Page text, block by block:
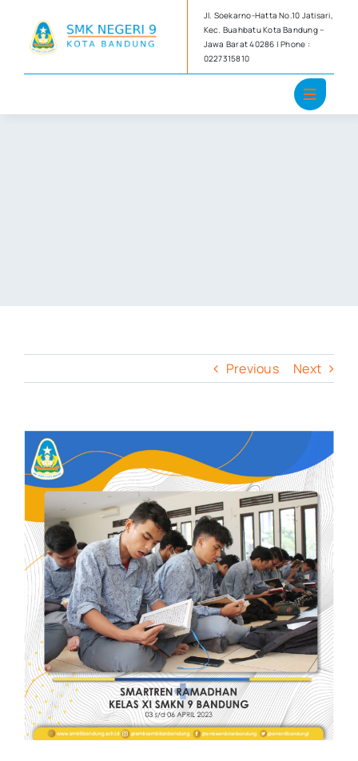
content
Jl. Soekarno-Hatta No.10 Jatisari,
Kec. Buahbatu Kota Bandung –
Jawa Barat 40286 | Phone :
0227315810
Previous Next
View
Larger
Image